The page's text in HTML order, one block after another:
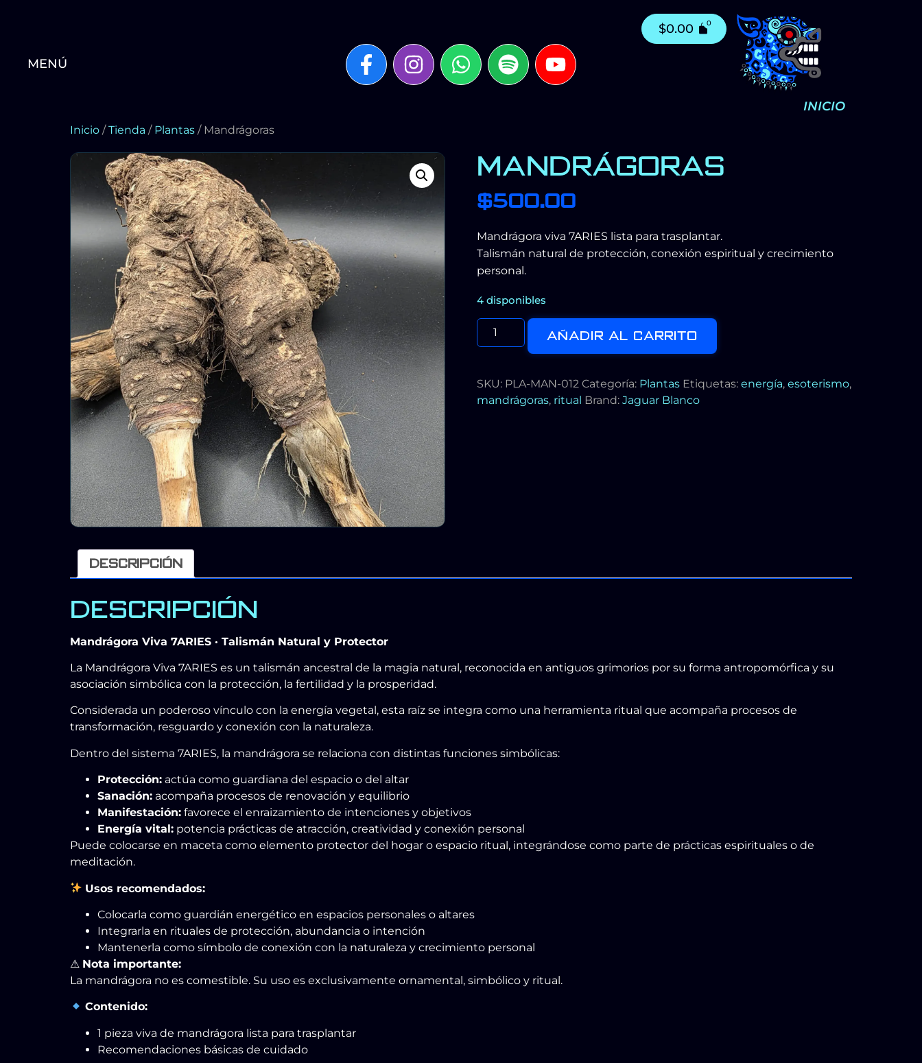
MENÚ
$0.00
INICIO
Inicio /Tienda / Plantas / Mandrágoras
MANDRÁGORAS
$500.00
Mandrágora viva 7ARIES lista para trasplantar.
Talismán natural de protección, conexión espiritual y crecimiento
personal.
4 disponibles
AÑADIR AL CARRITO
SKU: PLA-MAN-012 Categoría: Plantas Etiquetas: energía, esoterismo,
mandrágoras, ritual Brand: Jaguar Blanco
Descripción
DESCRIPCIÓN
Mandrágora Viva 7ARIES · Talismán Natural y Protector
La Mandrágora Viva 7ARIES es un talismán ancestral de la magia natural, reconocida en antiguos grimorios por su forma antropomórfica y su
asociación simbólica con la protección, la fertilidad y la prosperidad.
Considerada un poderoso vínculo con la energía vegetal, esta raíz se integra como una herramienta ritual que acompaña procesos de
transformación, resguardo y conexión con la naturaleza.
Dentro del sistema 7ARIES, la mandrágora se relaciona con distintas funciones simbólicas:
Protección: actúa como guardiana del espacio o del altar
Sanación: acompaña procesos de renovación y equilibrio
Manifestación: favorece el enraizamiento de intenciones y objetivos
Energía vital: potencia prácticas de atracción, creatividad y conexión personal
Puede colocarse en maceta como elemento protector del hogar o espacio ritual, integrándose como parte de prácticas espirituales o de
meditación.
Usos recomendados:
Colocarla como guardián energético en espacios personales o altares
Integrarla en rituales de protección, abundancia o intención
Mantenerla como símbolo de conexión con la naturaleza y crecimiento personal
⚠ Nota importante:
La mandrágora no es comestible. Su uso es exclusivamente ornamental, simbólico y ritual.
Contenido:
1 pieza viva de mandrágora lista para trasplantar
Recomendaciones básicas de cuidado